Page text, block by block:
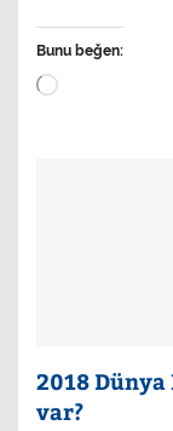
Bunu beğen:
Yükleniyor...
2018 Dünya
var?